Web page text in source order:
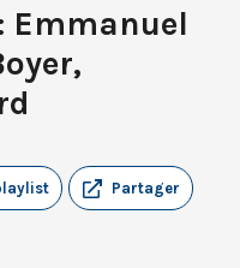
Emmanuel
Partager